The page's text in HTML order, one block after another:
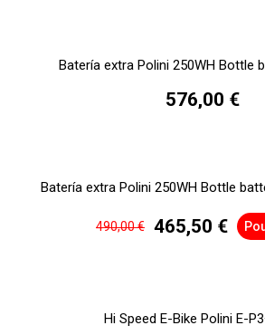
Batería extra Polini 250WH Bottle
576,00 €
Batería extra Polini 250WH Bottle
490,00 € 465,50 €
Hi Speed E-Bike Polini E-